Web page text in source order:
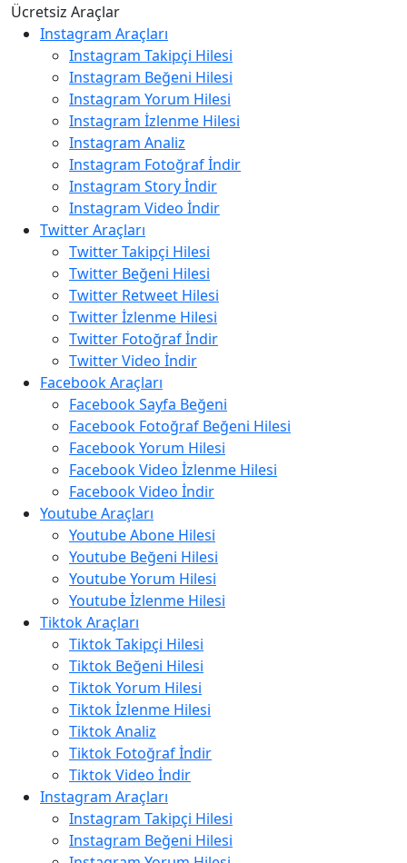
Ücretsiz Araçlar
Instagram Araçları
Instagram Takipçi Hilesi
Instagram Beğeni Hilesi
Instagram Yorum Hilesi
Instagram İzlenme Hilesi
Instagram Analiz
Instagram Fotoğraf İndir
Instagram Story İndir
Instagram Video İndir
Twitter Araçları
Twitter Takipçi Hilesi
Twitter Beğeni Hilesi
Twitter Retweet Hilesi
Twitter İzlenme Hilesi
Twitter Fotoğraf İndir
Twitter Video İndir
Facebook Araçları
Facebook Sayfa Beğeni
Facebook Fotoğraf Beğeni Hilesi
Facebook Yorum Hilesi
Facebook Video İzlenme Hilesi
Facebook Video İndir
Youtube Araçları
Youtube Abone Hilesi
Youtube Beğeni Hilesi
Youtube Yorum Hilesi
Youtube İzlenme Hilesi
Tiktok Araçları
Tiktok Takipçi Hilesi
Tiktok Beğeni Hilesi
Tiktok Yorum Hilesi
Tiktok İzlenme Hilesi
Tiktok Analiz
Tiktok Fotoğraf İndir
Tiktok Video İndir
Instagram Araçları
Instagram Takipçi Hilesi
Instagram Beğeni Hilesi